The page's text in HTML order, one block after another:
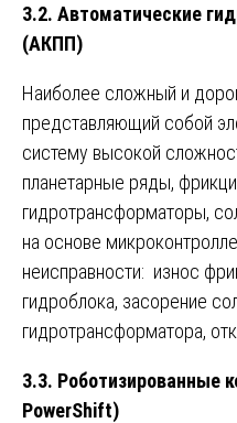
3.2. Автоматические
(АКПП)
Наиболее сложный и
представляющий собой
систему высокой
планетарные ряды,
гидротрансформаторы,
на основе
неисправности: износ
гидроблока, засорение
гидротрансформатора,
3.3. Роботизированные
PowerShift)